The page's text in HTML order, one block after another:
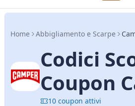
Home Abbigliamento e Scarpe
Codici
Coupon
10 coupon attivi